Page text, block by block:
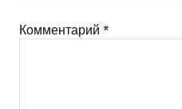
Комментарий *